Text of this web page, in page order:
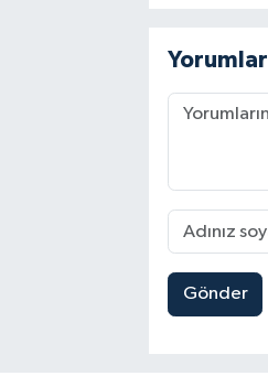
Yorumlar
Gönder